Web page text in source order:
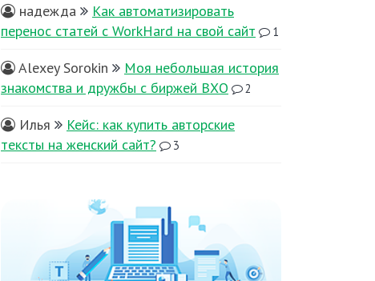
надежда
Как автоматизировать
перенос статей с WorkHard на свой сайт
1
Alexey Sorokin
Моя небольшая история
знакомства и дружбы с биржей ВХО
2
Илья
Кейс: как купить авторские
тексты на женский сайт?
3